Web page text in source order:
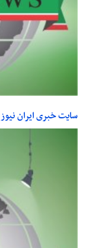
سایت خبری ایران نیوز